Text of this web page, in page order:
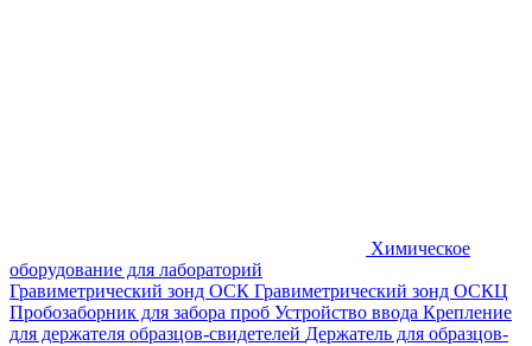
Химическое
оборудование для лабораторий
Гравиметрический зонд ОСК Гравиметрический зонд ОСКЦ
Пробозаборник для забора проб Устройство ввода Крепление
для держателя образцов-свидетелей Держатель для образцов-